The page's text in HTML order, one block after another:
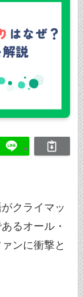
クライマッ
るオール・
ンに衝撃と